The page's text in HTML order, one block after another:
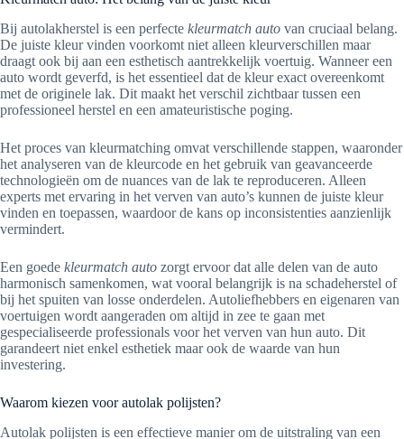
Bij autolakherstel is een perfecte kleurmatch auto van cruciaal belang.
De juiste kleur vinden voorkomt niet alleen kleurverschillen maar
draagt ook bij aan een esthetisch aantrekkelijk voertuig. Wanneer een
auto wordt geverfd, is het essentieel dat de kleur exact overeenkomt
met de originele lak. Dit maakt het verschil zichtbaar tussen een
professioneel herstel en een amateuristische poging.
Het proces van kleurmatching omvat verschillende stappen, waaronder
het analyseren van de kleurcode en het gebruik van geavanceerde
technologieën om de nuances van de lak te reproduceren. Alleen
experts met ervaring in het verven van auto’s kunnen de juiste kleur
vinden en toepassen, waardoor de kans op inconsistenties aanzienlijk
vermindert.
Een goede kleurmatch auto zorgt ervoor dat alle delen van de auto
harmonisch samenkomen, wat vooral belangrijk is na schadeherstel of
bij het spuiten van losse onderdelen. Autoliefhebbers en eigenaren van
voertuigen wordt aangeraden om altijd in zee te gaan met
gespecialiseerde professionals voor het verven van hun auto. Dit
garandeert niet enkel esthetiek maar ook de waarde van hun
investering.
Waarom kiezen voor autolak polijsten?
Autolak polijsten is een effectieve manier om de uitstraling van een